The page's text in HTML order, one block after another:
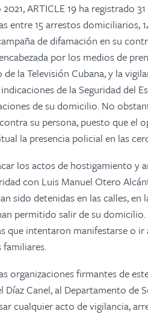
ARTICLE 19 ha registrado
entre 15 arrestos domiciliarios,
de difamación en su
por los medios de
la Televisión Cubana, y la
de la Seguridad del
de su domicilio. No
su persona, puesto que el
la presencia policial en las
los actos de hostigamiento y
con Luis Manuel Otero
sido detenidas en las calles,
permitido salir de su
que intentaron manifestarse o
familiares.
organizaciones firmantes de
Canel, al Departamento de
cualquier acto de vigilancia,